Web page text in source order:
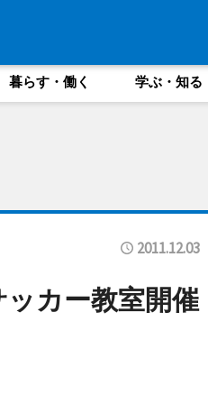
暮らす・働く 学ぶ・知る
2011.12.03
カー教室開催